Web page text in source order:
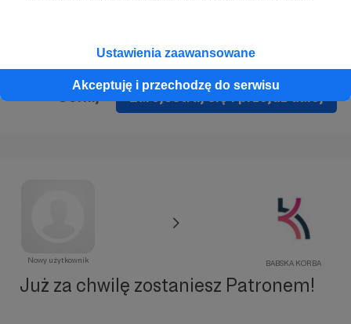
Ustawienia zaawansowane
Akceptuję i przechodzę do serwisu
Zarejestruj się i przejdź dalej
Nowy użytkownik BABSKA KORBA
Już za chwilę zostaniesz Patronem!